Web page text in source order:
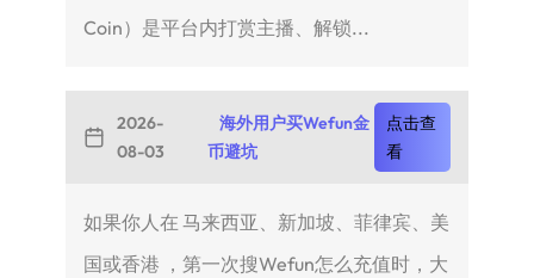
Coin）是平台内打赏主播、解锁...
2026-
08-03
海外用户买Wefun金
币避坑
点击查
看
如果你人在 马来西亚、新加坡、菲律宾、美
国或香港 ，第一次搜Wefun怎么充值时，大